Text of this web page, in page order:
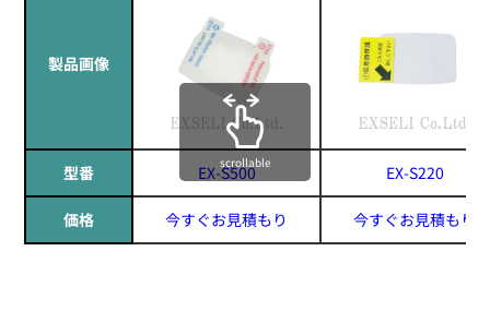
製品画像
型番 EX-S500 EX-S220
価格 今すぐお見積もり 今すぐお見積もり
scrollable